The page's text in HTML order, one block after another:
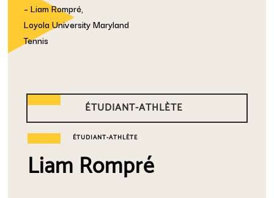
– Liam Rompré,
Loyola University Maryland
Tennis
ÉTUDIANT-ATHLÈTE
ÉTUDIANT-ATHLÈTE
Liam Rompré